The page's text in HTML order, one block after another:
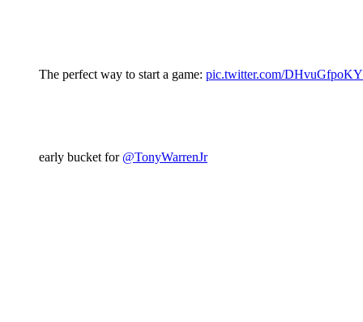
The perfect way to start a game: pic.twitter.com/DHvuGfpoKY
early bucket for @TonyWarrenJr